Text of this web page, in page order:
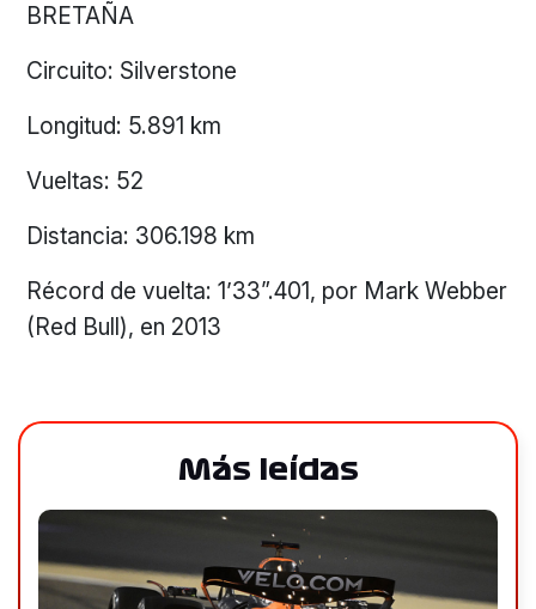
BRETAÑA
Circuito: Silverstone
Longitud: 5.891 km
Vueltas: 52
Distancia: 306.198 km
Récord de vuelta: 1’33”.401, por Mark Webber
(Red Bull), en 2013
Más leídas